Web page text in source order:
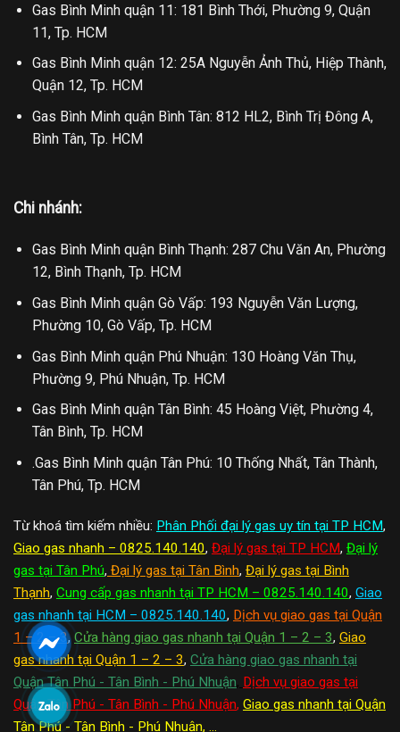
Gas Bình Minh quận 11: 181 Bình Thới, Phường 9, Quận
11, Tp. HCM
Gas Bình Minh quận 12: 25A Nguyễn Ảnh Thủ, Hiệp Thành,
Quận 12, Tp. HCM
Gas Bình Minh quận Bình Tân: 812 HL2, Bình Trị Đông A,
Bình Tân, Tp. HCM
Chi nhánh:
Gas Bình Minh quận Bình Thạnh: 287 Chu Văn An, Phường
12, Bình Thạnh, Tp. HCM
Gas Bình Minh quận Gò Vấp: 193 Nguyễn Văn Lượng,
Phường 10, Gò Vấp, Tp. HCM
Gas Bình Minh quận Phú Nhuận: 130 Hoàng Văn Thụ,
Phường 9, Phú Nhuận, Tp. HCM
Gas Bình Minh quận Tân Bình: 45 Hoàng Việt, Phường 4,
Tân Bình, Tp. HCM
.Gas Bình Minh quận Tân Phú: 10 Thống Nhất, Tân Thành,
Tân Phú, Tp. HCM
Từ khoá tìm kiếm nhiều: Phân Phối đại lý gas uy tín tại TP HCM,
Giao gas nhanh – 0825.140.140, Đại lý gas tại TP HCM, Đại lý
gas tại Tân Phú, Đại lý gas tại Tân Bình, Đại lý gas tại Bình
Thạnh, Cung cấp gas nhanh tại TP HCM – 0825.140.140, Giao
gas nhanh tại HCM – 0825.140.140, Dịch vụ giao gas tại Quận
1 – 2 – 3,Cửa hàng giao gas nhanh tại Quận 1 – 2 – 3, Giao
gas nhanh tại Quận 1 – 2 – 3, Cửa hàng giao gas nhanh tại
Quận Tân Phú - Tân Bình - Phú Nhuận
Dịch vụ giao gas tại
Quận Tân Phú - Tân Bình - Phú Nhuận, Giao gas nhanh tại Quận
Tân Phú - Tân Bình - Phú Nhuận, ...